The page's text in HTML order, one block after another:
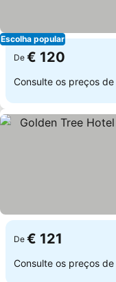
Escolha popular
De € 120
Consulte os preços de
De € 121
Consulte os preços de